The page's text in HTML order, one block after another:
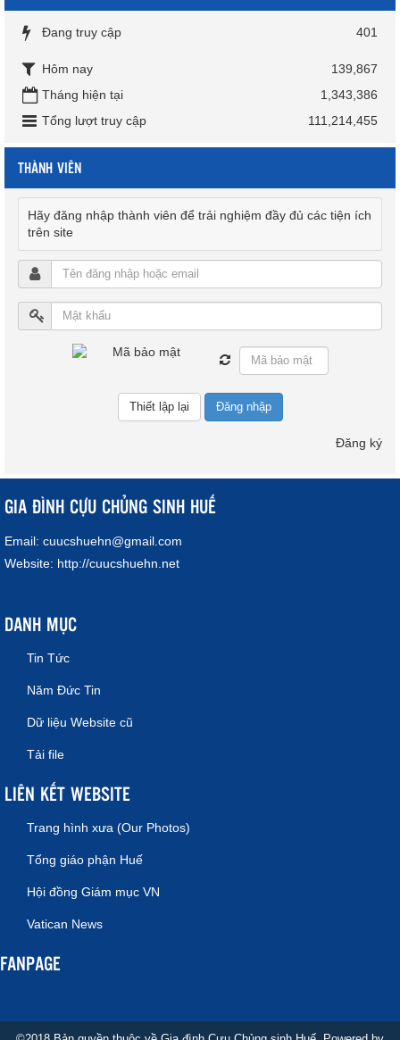
Đang truy cập 401
Hôm nay
139,867
Tháng hiện tại
1,343,386
Tổng lượt truy cập
111,214,455
THÀNH VIÊN
Hãy đăng nhập thành viên để trải nghiệm đầy đủ các tiện ích
trên site
Đăng nhập
Đăng ký
GIA ĐÌNH CỰU CHỦNG SINH HUẾ
Email: cuucshuehn@gmail.com
Website: http://cuucshuehn.net
DANH MỤC
Tin Tức
Năm Đức Tin
Dữ liệu Website cũ
Tải file
LIÊN KẾT WEBSITE
Trang hình xưa (Our Photos)
Tổng giáo phận Huế
Hội đồng Giám mục VN
Vatican News
FANPAGE